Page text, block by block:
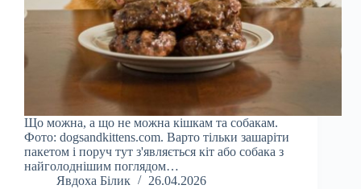
Що можна, а що не можна кішкам та собакам.
Фото: dogsandkittens.com. Варто тільки зашаріти
пакетом і поруч тут з'являється кіт або собака з
найголоднішим поглядом…
Явдоха Білик
26.04.2026